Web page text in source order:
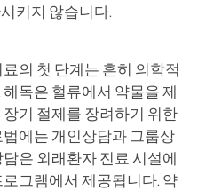
키지 않습니다.
의 첫 단계는 흔히 의학적
독은 혈류에서 약물을 제
기 절제를 장려하기 위한
에는 개인상담과 그룹상
은 외래환자 진료 시설에
그램에서 제공됩니다. 약